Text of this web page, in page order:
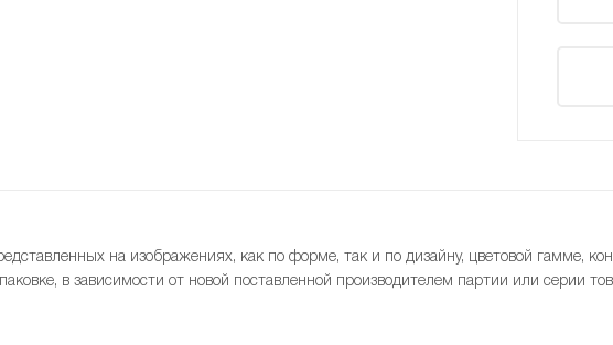
на изображениях, как по форме, так и по дизайну, цветовой гамме,
в зависимости от новой поставленной производителем партии или серии